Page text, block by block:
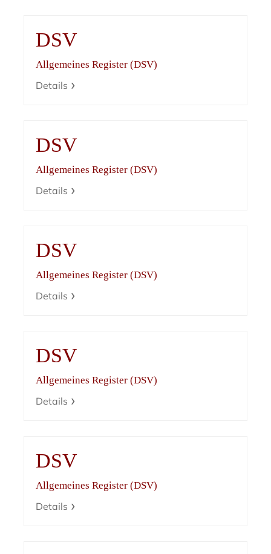
DSV
Allgemeines Register (DSV)
Details
DSV
Allgemeines Register (DSV)
Details
DSV
Allgemeines Register (DSV)
Details
DSV
Allgemeines Register (DSV)
Details
DSV
Allgemeines Register (DSV)
Details